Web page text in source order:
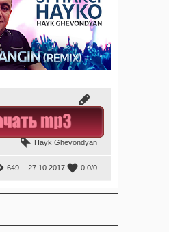
Hayk Ghevondyan
649 27.10.2017 0.0/0